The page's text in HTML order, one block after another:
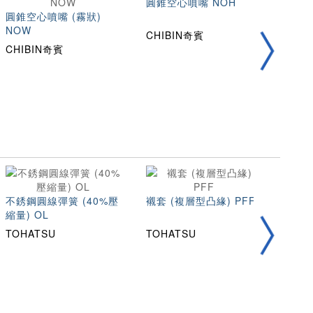
圓錐空心噴嘴 (霧狀)
NOW
CHIBIN奇賓
CHIBIN奇賓
不銹鋼圓線彈簧 (40%壓
縮量) OL
TOHATSU
襯套 (複層型凸緣) PFF
TOHATSU